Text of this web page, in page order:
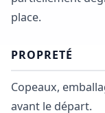
place.
PROPRETÉ
Copeaux,
avant le départ.